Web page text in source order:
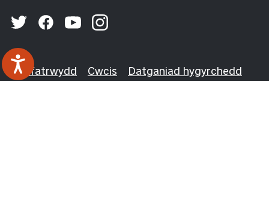
Preifatrwydd Cwcis
Datganiad hygyrchedd